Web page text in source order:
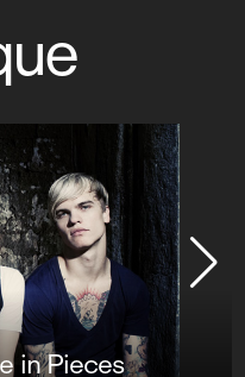
Pieces